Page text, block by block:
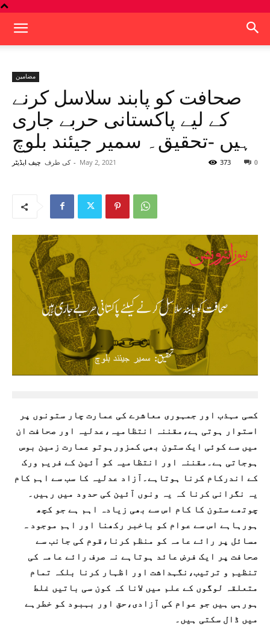
مضامین
صحافت کو پابند سلاسل کرنے
کے لیے پاکستانی حربے جاری
ہیں -تحقیق۔ سمیر جیئند بلوچ
کی طرف چیف ایڈیٹر - May 2, 2021 0
373
کسی مہذب اور جمہوری معاشرے کی عمارت چار ستونوں پر
استوار ہوتی ہے،مقننہ انتظامیہ،عدلیہ اور صحافت ان
میں سے کوئی ایک ستون بھی کمزورہوتو عمارت زمین بوس
ہوجاتی ہے۔مقننہ اور انتظامیہ کو آئین کے فریم ورک
کے اندرکام کرنا ہوتاہے۔آزاد عدلیہ کا سب سے اہم کام
یہ نگرانی کرنا کہ یہ ونوں آئین کی حدود میں رہیں۔
چوتھے ستون کا کام اس سے بھی زیادہ اہم ہے جو کچھ
ہورہاہے اس سے عوام کو باخبر رکھنا اور اہم موجود ہ
مسائل پر رائے عامہ کو منظم کرنا،قوم کی جانب سے
صحافت پر ایک فرض عائد ہوتاہے نہ صرف رائے عامہ کی
تنظیم و ترتیب،نگہداشت اور اظہار کرنا بلکہ تمام
متعلقہ لوگوں کے علم میں لانا کہ کون سی باتیں غلط
ہورہی ہیں جو عوام کی آزادی،حق اور بہبود کو خطرہے
میں ڈال سکتی ہیں۔